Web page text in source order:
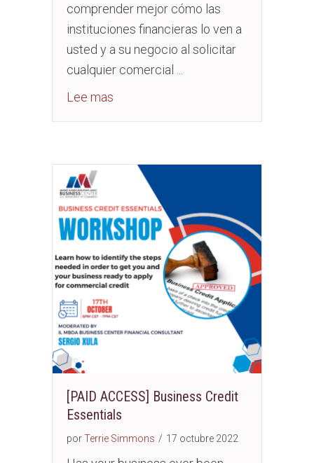
comprender mejor cómo las
instituciones financieras lo ven a
usted y a su negocio al solicitar
cualquier comercial ...
Lee mas
[PAID ACCESS] Business Credit
Essentials
porTerrie Simmons / 17 octubre 2022